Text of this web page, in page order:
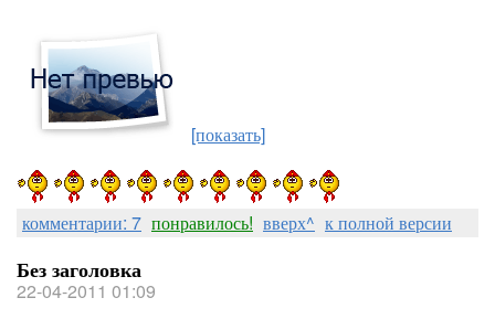
[показать]
комментарии: 7 понравилось! вверх^ к полной версии
Без заголовка
22-04-2011 01:09